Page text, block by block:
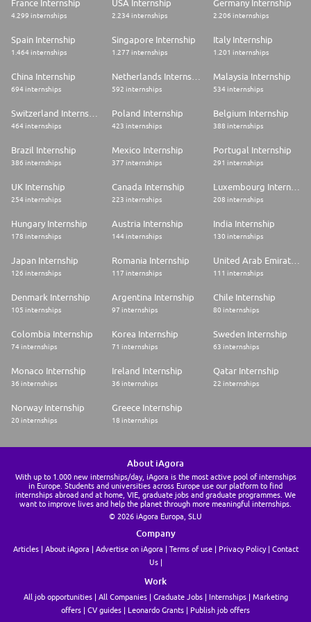
France Internship
4.299 internships
USA Internship
2.234 internships
Germany Internship
2.206 internships
Spain Internship
1.464 internships
Singapore Internship
1.277 internships
Italy Internship
1.201 internships
China Internship
694 internships 592 internships
Malaysia Internship
534 internships
464 internships
Poland Internship
423 internships
Belgium Internship
388 internships
Brazil Internship
386 internships
Mexico Internship
377 internships
Portugal Internship
291 internships
UK Internship
254 internships
Canada Internship
223 internships
Luxembourg Internship
208 internships
Hungary Internship
178 internships
Austria Internship
144 internships
India Internship
130 internships
Japan Internship
126 internships
Romania Internship
117 internships
United Arab Emirates Internship
111 internships
Denmark Internship
105 internships
Argentina Internship
97 internships
Chile Internship
80 internships
Colombia Internship
74 internships
Korea Internship
71 internships
Sweden Internship
63 internships
Monaco Internship
36 internships
Ireland Internship
36 internships
Qatar Internship
22 internships
Norway Internship
20 internships
Greece Internship
18 internships
About iAgora
With up to 1.000 new internships/day, iAgora is the most active pool of internships
in Europe. Students and universities across Europe use our platform to find
internships abroad and at home, VIE, graduate jobs and graduate programmes. We
want to improve lives and help the planet through more meaningful internships.
© 2026 iAgora Europa, SLU
Company
Articles About iAgora Advertise on iAgora Terms of use Privacy Policy
Contact
Us
Work
All job opportunities All Companies Graduate Jobs Internships
Marketing
offers
CV guides Leonardo Grants Publish job offers